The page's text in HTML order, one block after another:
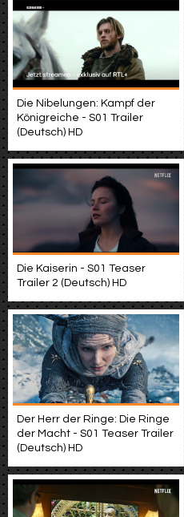
Die Nibelungen: Kampf der
Königreiche - S01 Trailer
(Deutsch) HD
Die Kaiserin - S01 Teaser
Trailer 2 (Deutsch) HD
Der Herr der Ringe: Die Ringe
der Macht - S01 Teaser Trailer
(Deutsch) HD